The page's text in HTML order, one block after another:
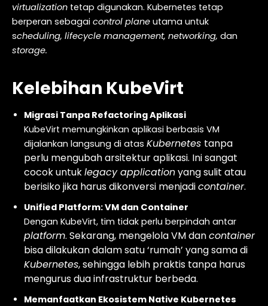
virtualization tetap digunakan. Kubernetes tetap
berperan sebagai control plane utama untuk
scheduling, lifecycle management, networking, dan
storage.
Kelebihan KubeVirt
Migrasi Tanpa Refactoring Aplikasi
KubeVirt memungkinkan aplikasi berbasis VM
dijalankan langsung di atas Kubernetes tanpa
perlu mengubah arsitektur aplikasi. Ini sangat
cocok untuklegacy applicationyang sulit atau
berisiko jika harus dikonversi menjadicontainer.
Unified Platform: VM dan Container
Dengan KubeVirt, tim tidak perlu berpindah antar
platform. Sekarang, mengelola VM dancontainer
bisa dilakukan dalam satu ‘rumah’ yang sama di
Kubernetes, sehingga lebih praktis tanpa harus
mengurus dua infrastruktur berbeda.
Memanfaatkan Ekosistem Native Kubernetes